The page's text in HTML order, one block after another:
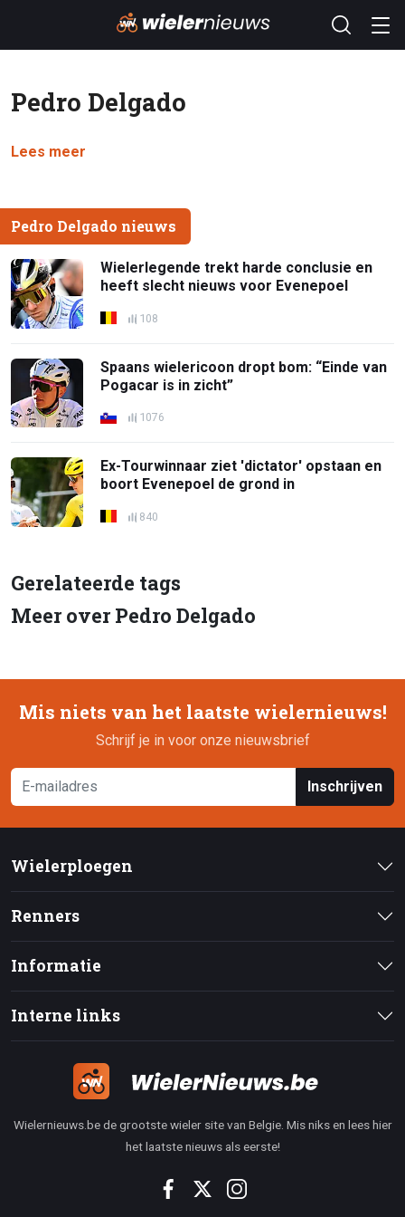
Pedro Delgado
Lees meer
Pedro Delgado nieuws
Wielerlegende trekt harde conclusie en
heeft slecht nieuws voor Evenepoel
108
Spaans wielericoon dropt bom: “Einde van
Pogacar is in zicht”
1076
Ex-Tourwinnaar ziet 'dictator' opstaan en
boort Evenepoel de grond in
840
Gerelateerde tags
Meer over Pedro Delgado
Mis niets van het laatste wielernieuws!
Schrijf je in voor onze nieuwsbrief
Inschrijven
Wielerploegen
Renners
Informatie
Interne links
Wielernieuws.be de grootste wieler site van Belgie. Mis niks en lees hier
het laatste nieuws als eerste!